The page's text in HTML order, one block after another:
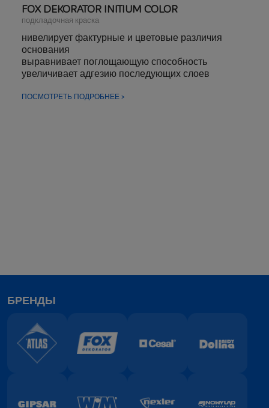
FOX DEKORATOR INITIUM COLOR
подкладочная краска
нивелирует фактурные и цветовые различия
основания
выравнивает поглощающую способность
увеличивает адгезию последующих слоев
ПОСМОТРЕТЬ ПОДРОБНЕЕ >
БРЕНДЫ